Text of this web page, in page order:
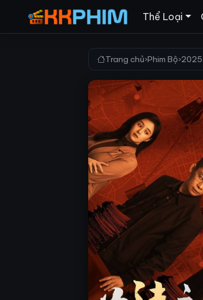
Thể Loại
Trang chủ›Phim Bộ›2025